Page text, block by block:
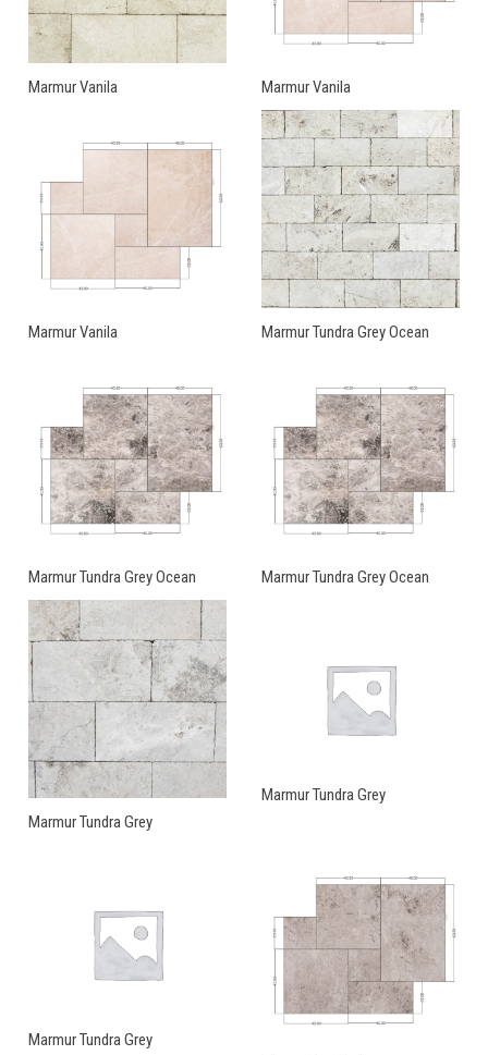
Marmur Vanila Marmur Vanila
Marmur Vanila Marmur Tundra Grey Ocean
Marmur Tundra Grey Ocean Marmur Tundra Grey Ocean
Marmur Tundra Grey
Marmur Tundra Grey
Marmur Tundra Grey